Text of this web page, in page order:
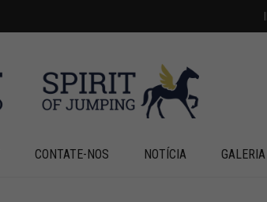
CONTATE-NOS NOTÍCIA GALERIA